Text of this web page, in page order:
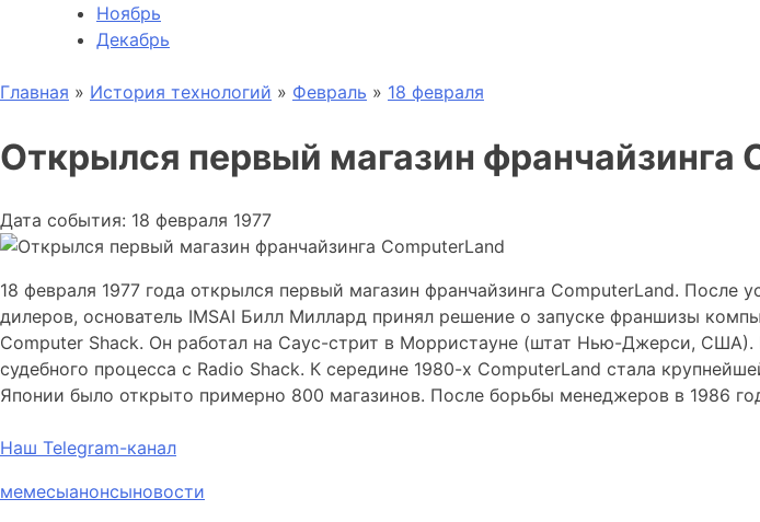
Ноябрь
Декабрь
Главная » История технологий » Февраль » 18 февраля
Открылся первый магазин франчайзинга
Дата события: 18 февраля 1977
18 февраля 1977 года открылся первый магазин франчайзинга ComputerLand.
дилеров, основатель IMSAI Билл Миллард принял решение о запуске франшизы
Computer Shack. Он работал на Саус-стрит в Морристауне (штат Нью-Джерси, США).
судебного процесса с Radio Shack. К середине 1980-х ComputerLand стала
Японии было открыто примерно 800 магазинов. После борьбы менеджеров в 1986
Наш Telegram-канал
мемесыанонсыновости